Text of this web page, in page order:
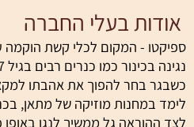
בעלי החברה
- המקום לכלי קשת הוקמה ע'י גל
רבים בגיל 7 ומאז ועד היום מנגן כינור וויולה באופן רצוף, אוהב ומיקצועי.